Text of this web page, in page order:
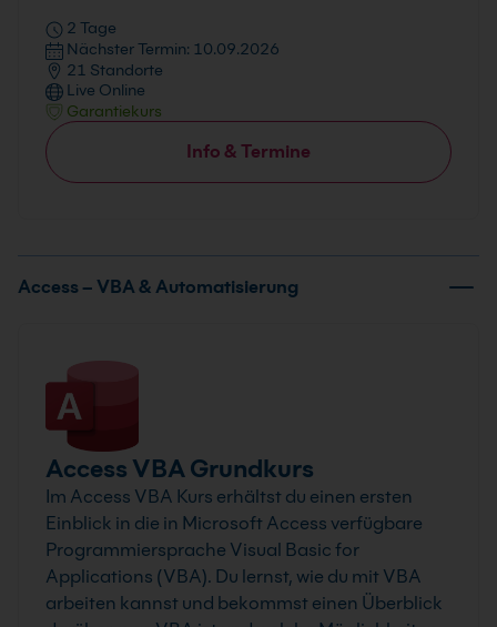
2 Tage
Nächster Termin: 10.09.2026
21 Standorte
Live Online
Garantiekurs
Info & Termine
Access – VBA & Automatisierung
Access VBA Grundkurs
Im Access VBA Kurs erhältst du einen ersten
Einblick in die in Microsoft Access verfügbare
Programmiersprache Visual Basic for
Applications (VBA). Du lernst, wie du mit VBA
arbeiten kannst und bekommst einen Überblick